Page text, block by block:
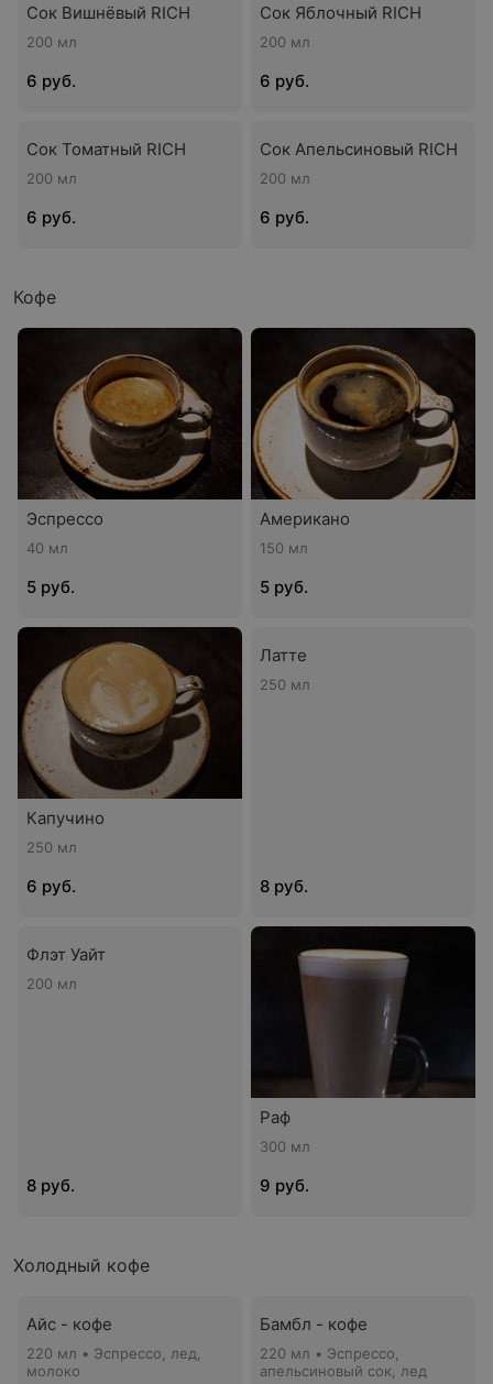
Сок Вишнёвый RICH
200 мл
6 руб.
Сок Яблочный RICH
200 мл
6 руб.
Сок Томатный RICH
200 мл
6 руб.
Сок Апельсиновый RICH
200 мл
6 руб.
Кофе
Эспрессо
40 мл
5 руб.
Американо
150 мл
5 руб.
Капучино
250 мл
6 руб.
Латте
250 мл
8 руб.
Флэт Уайт
200 мл
8 руб.
Раф
300 мл
9 руб.
Холодный кофе
Айс - кофе
220 мл • Эспрессо, лед,
молоко
Бамбл - кофе
220 мл • Эспрессо,
апельсиновый сок, лед